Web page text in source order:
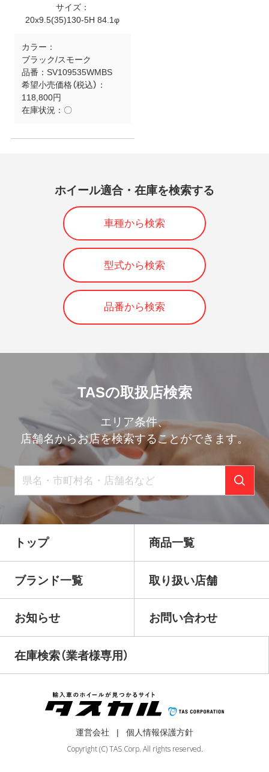
サイズ：
20x9.5(35)130-5H 84.1φ
カラー：
ブラック/スモーク
品番： SV109535WMBS
希望小売価格（税込）：
118,800円
在庫状況： 〇
ホイール適合・在庫を検索する
車種から検索
型式から検索
品番から検索
TASの取扱店検索
エリア条件、
店舗名からお店を検索することができます。
トップ 商品一覧
ブランド一覧 取り扱い店舗
お知らせ お問い合わせ
在庫検索（業者様専用）
運営会社
個人情報保護方針
Copyright (C) TAS Corp. All rights reserved.